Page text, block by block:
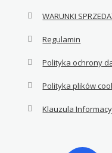
WARUNKI
Regulamin
Polityka ochrony
Polityka plików
Klauzula